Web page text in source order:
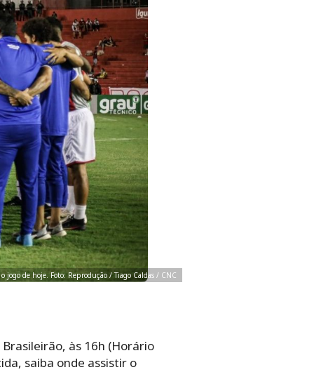
jogo de hoje. Foto: Reprodução / Tiago Caldas / CNC
às 16h (Horário
saiba onde assistir o